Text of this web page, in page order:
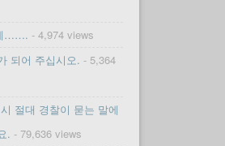
……. - 4,974 views
되어 주십시오. - 5,364
절대 경찰이 묻는 말에
. - 79,636 views